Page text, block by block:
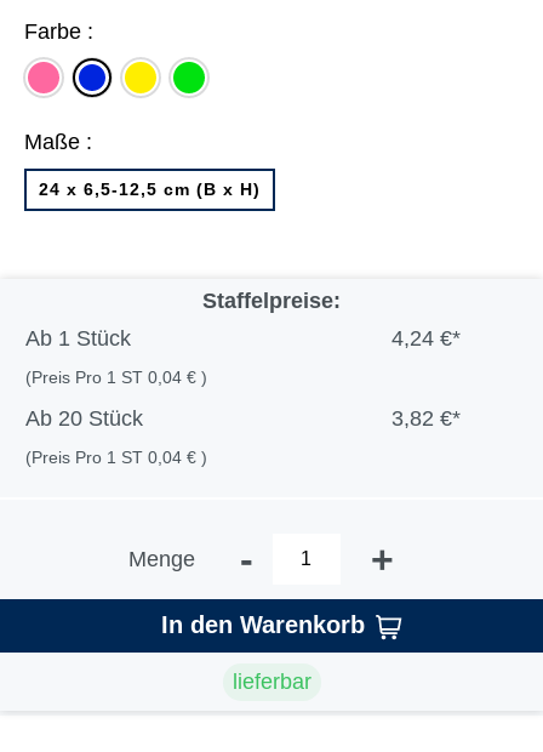
Farbe :
rosa blau gelb grün
Maße :
24 x 6,5-12,5 cm (B x H)
Staffelpreise:
Ab 1 Stück 4,24 €*
(Preis Pro 1 ST 0,04 € )
Ab 20 Stück 3,82 €*
(Preis Pro 1 ST 0,04 € )
Menge - +
In den Warenkorb
lieferbar